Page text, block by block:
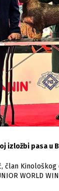
izložbi pasa u
član
WORLD